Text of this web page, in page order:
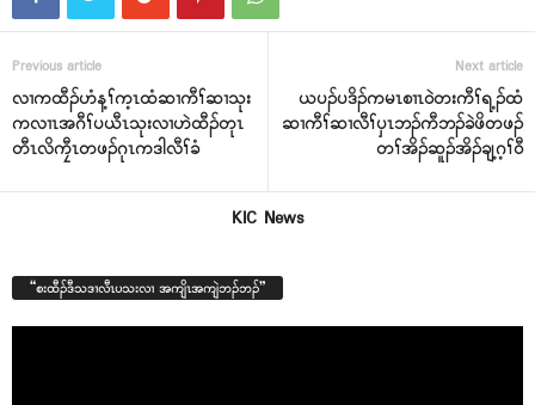
Previous article
လၢကထီၣ်ဟံန့ၢ်က့ၤထံဆၢကီၢ်ဆၢသုး
ကလၢၤအဂီၢ်ပယီၤသုးလၢဟဲထီၣ်တုၤ
တီၤလိကၠီၤတဖၣ်ဂုၤကဒါလီၢ်ခံ
Next article
ယပၣ်ပဒိၣ်ကမၤစၢၤဝဲတးကီၢ်ရ့ၣ်ထံ
ဆၢကီၢ်ဆၢလီၢ်ပှၤဘၣ်ကီဘၣ်ခဲဖိတဖၣ်
တၢ်အိၣ်ဆူၣ်အိၣ်ချ့ဂ့ၢ်ဝီ
KIC News
“စးထီၣ်ဒီသဒၢလီၤပသးလၢ အကျိၤအကျဲဘၣ်ဘၣ်”